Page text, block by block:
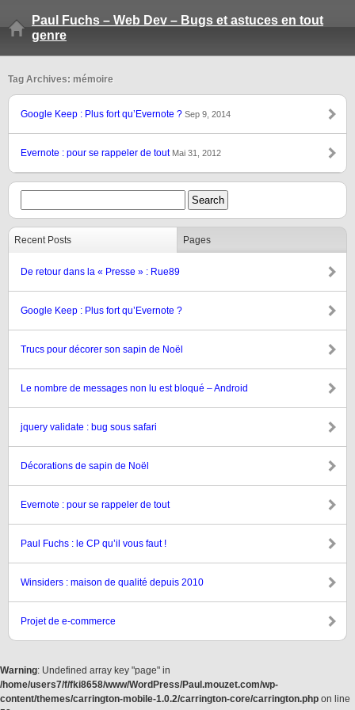
Paul Fuchs – Web Dev – Bugs et astuces en tout
genre
Tag Archives: mémoire
Google Keep : Plus fort qu’Evernote ? Sep 9, 2014
Evernote : pour se rappeler de tout Mai 31, 2012
Recent Posts Pages
De retour dans la « Presse » : Rue89
Google Keep : Plus fort qu’Evernote ?
Trucs pour décorer son sapin de Noël
Le nombre de messages non lu est bloqué – Android
jquery validate : bug sous safari
Décorations de sapin de Noël
Evernote : pour se rappeler de tout
Paul Fuchs : le CP qu’il vous faut !
Winsiders : maison de qualité depuis 2010
Projet de e-commerce
Warning: Undefined array key "page" in
/home/users7/f/fki8658/www/WordPress/Paul.mouzet.com/wp-
content/themes/carrington-mobile-1.0.2/carrington-core/carrington.php on line